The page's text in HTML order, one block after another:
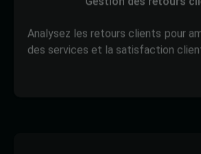
des services et la satisfaction